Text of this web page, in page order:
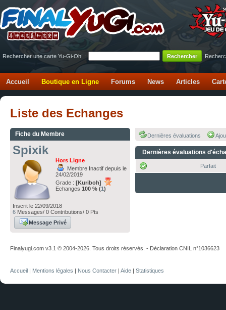
Rechercher une carte Yu-Gi-Oh! :
Accueil Boutique en Ligne Forums News Articles
Liste des Echanges
Fiche du Membre
Spixik
Hors Ligne
Membre Inactif depuis le
24/02/2019
Grade : [Kuriboh]
Echanges 100 % (1)
Inscrit le 22/09/2018
6 Messages/ 0 Contributions/ 0 Pts
Message Privé
Dernières évaluations
Dernières évaluations
Parfait
Finalyugi.com v3.1 © 2004-2026. Tous droits réservés. - Déclaration CNIL n°1036623
Accueil | Mentions légales | Nous Contacter | Aide | Statistiques